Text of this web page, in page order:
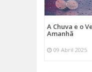
A Chuva e o
Amanhã
09 Abril 2025